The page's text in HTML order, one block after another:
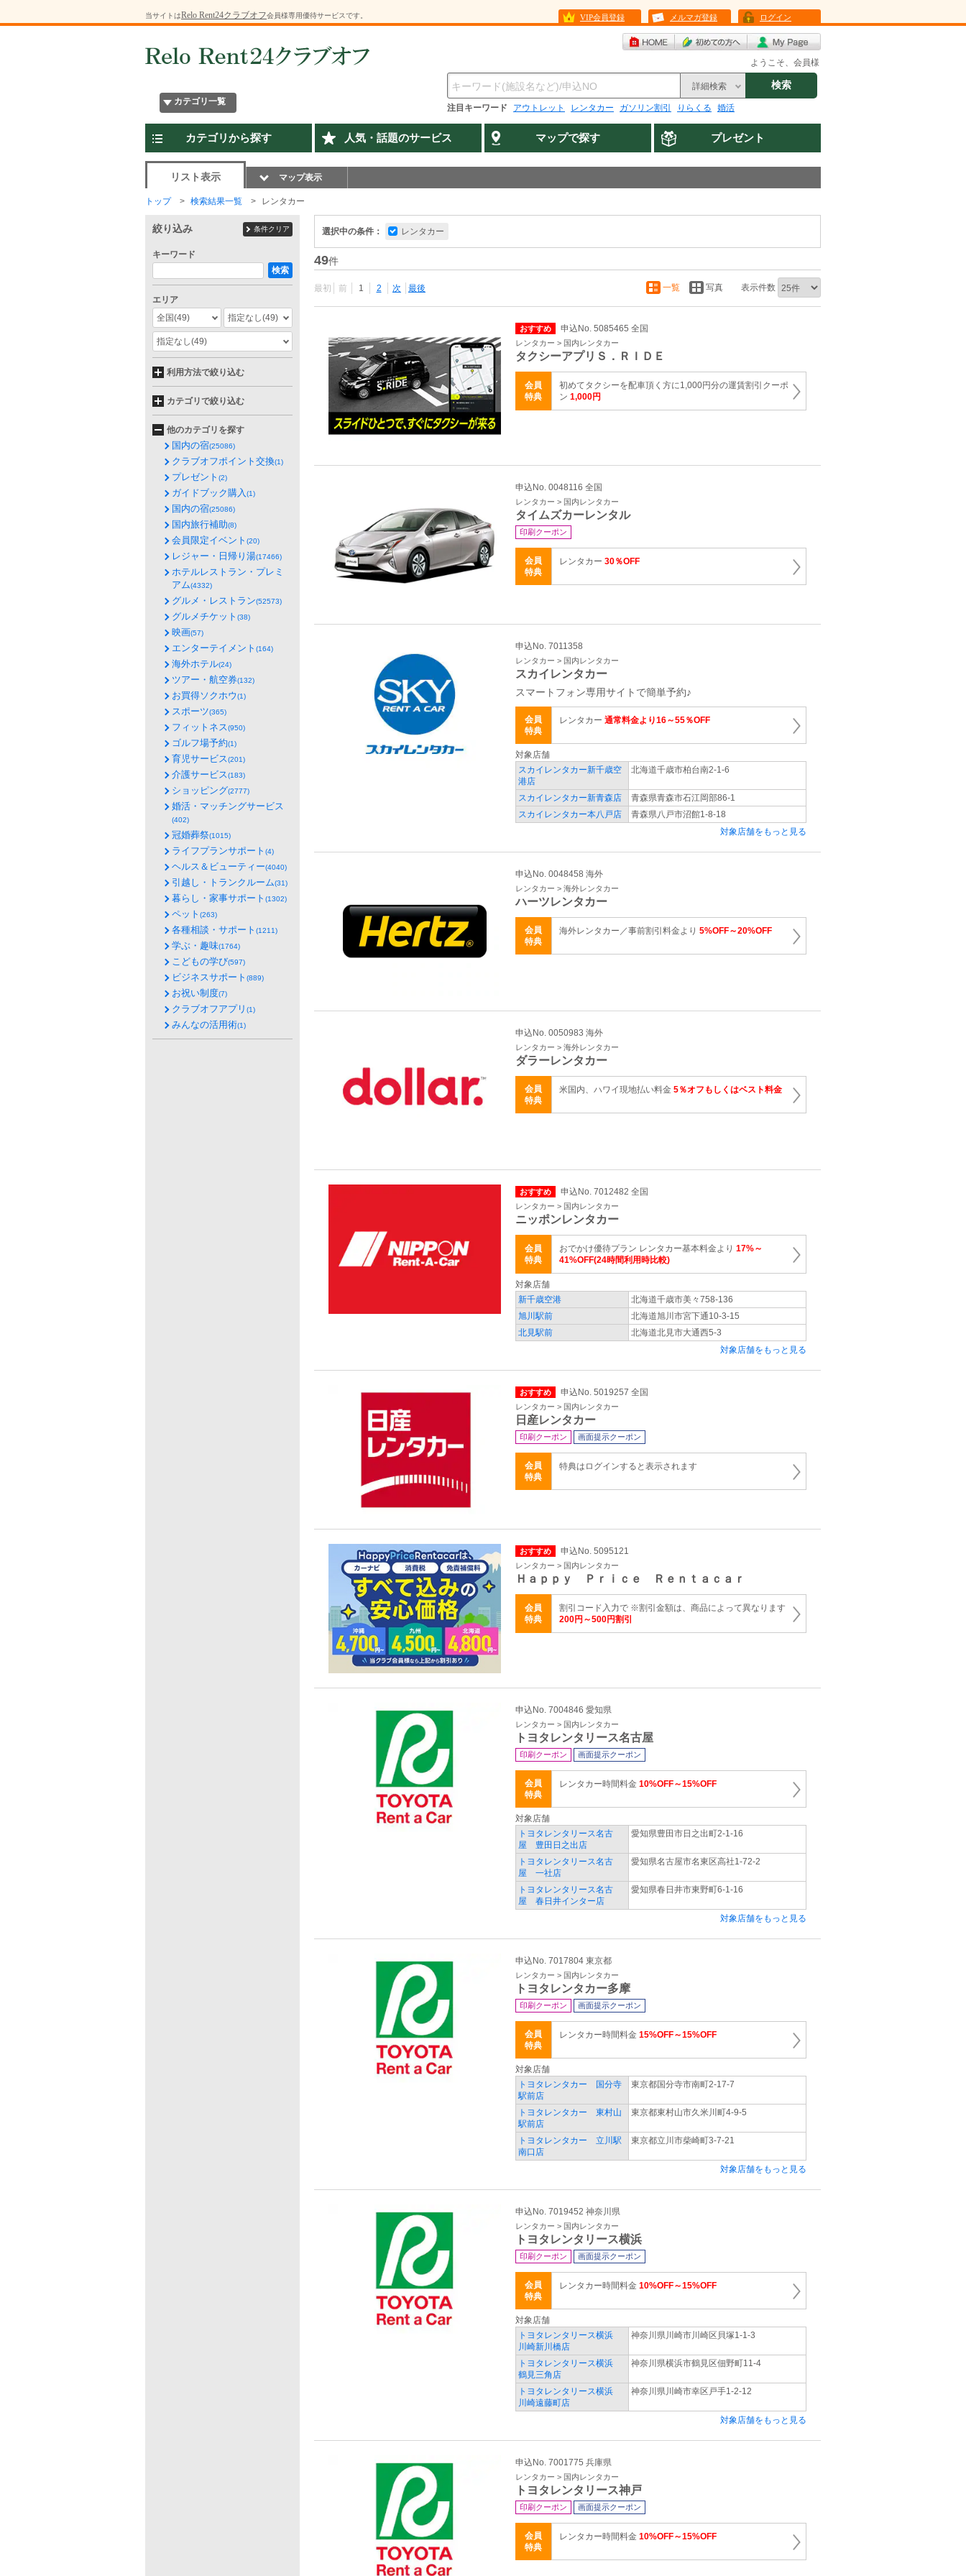
当サイトはRelo Rent24クラブオフ会員様専用優待サービスです。 VIP会員登録 メルマガ登録 ログイン
ようこそ、会員様
カテゴリ一覧
詳細検索 検索
注目キーワード アウトレット レンタカー ガソリン割引 りらくる 婚活
カテゴリから探す 人気・話題のサービス マップで探す プレゼント
リスト表示 マップ表示
トップ 検索結果一覧 レンタカー
選択中の条件： レンタカー
49件
最初 前 1 2 次 最後 一覧 写真 表示件数
おすすめ 申込No. 5085465 全国
レンタカー > 国内レンタカー
タクシーアプリＳ．ＲＩＤＥ
会員
特典
初めてタクシーを配車頂く方に1,000円分の運賃割引クーポ
ン 1,000円
申込No. 0048116 全国
レンタカー > 国内レンタカー
タイムズカーレンタル
印刷クーポン
会員
特典
レンタカー 30％OFF
申込No. 7011358
レンタカー > 国内レンタカー
スカイレンタカー
スマートフォン専用サイトで簡単予約♪
会員
特典
レンタカー 通常料金より16～55％OFF
対象店舗
スカイレンタカー新千歳空
港店
北海道千歳市柏台南2-1-6
スカイレンタカー新青森店
青森県青森市石江岡部86-1
スカイレンタカー本八戸店
青森県八戸市沼館1-8-18
対象店舗をもっと見る
申込No. 0048458 海外
レンタカー > 海外レンタカー
ハーツレンタカー
会員
特典
海外レンタカー／事前割引料金より 5%OFF～20%OFF
申込No. 0050983 海外
レンタカー > 海外レンタカー
ダラーレンタカー
会員
特典
米国内、ハワイ現地払い料金 5％オフもしくはベスト料金
おすすめ 申込No. 7012482 全国
レンタカー > 国内レンタカー
ニッポンレンタカー
会員
特典
おでかけ優待プラン レンタカー基本料金より 17%～
41%OFF(24時間利用時比較)
対象店舗
新千歳空港
北海道千歳市美々758-136
旭川駅前
北海道旭川市宮下通10-3-15
北見駅前
北海道北見市大通西5-3
対象店舗をもっと見る
おすすめ 申込No. 5019257 全国
レンタカー > 国内レンタカー
日産レンタカー
印刷クーポン 画面提示クーポン
会員
特典
特典はログインすると表示されます
おすすめ 申込No. 5095121
レンタカー > 国内レンタカー
Ｈａｐｐｙ Ｐｒｉｃｅ Ｒｅｎｔａｃａｒ
会員
特典
割引コード入力で ※割引金額は、商品によって異なります
200円～500円割引
申込No. 7004846 愛知県
レンタカー > 国内レンタカー
トヨタレンタリース名古屋
印刷クーポン 画面提示クーポン
会員
特典
レンタカー時間料金 10%OFF～15%OFF
対象店舗
トヨタレンタリース名古
屋 豊田日之出店
愛知県豊田市日之出町2‐1‐16
トヨタレンタリース名古
屋 一社店
愛知県名古屋市名東区高社1‐72‐2
トヨタレンタリース名古
屋 春日井インター店
愛知県春日井市東野町6‐1‐16
対象店舗をもっと見る
申込No. 7017804 東京都
レンタカー > 国内レンタカー
トヨタレンタカー多摩
印刷クーポン 画面提示クーポン
会員
特典
レンタカー時間料金 15%OFF～15%OFF
対象店舗
トヨタレンタカー 国分寺
駅前店
東京都国分寺市南町2-17-7
トヨタレンタカー 東村山
駅前店
東京都東村山市久米川町4-9-5
トヨタレンタカー 立川駅
南口店
東京都立川市柴崎町3-7-21
対象店舗をもっと見る
申込No. 7019452 神奈川県
レンタカー > 国内レンタカー
トヨタレンタリース横浜
印刷クーポン 画面提示クーポン
会員
特典
レンタカー時間料金 10%OFF～15%OFF
対象店舗
トヨタレンタリース横浜
川崎新川橋店
神奈川県川崎市川崎区貝塚1‐1‐3
トヨタレンタリース横浜
鶴見三角店
神奈川県横浜市鶴見区佃野町11‐4
トヨタレンタリース横浜
川崎遠藤町店
神奈川県川崎市幸区戸手1‐2‐12
対象店舗をもっと見る
申込No. 7001775 兵庫県
レンタカー > 国内レンタカー
トヨタレンタリース神戸
印刷クーポン 画面提示クーポン
会員
特典
レンタカー時間料金 10%OFF～15%OFF
絞り込み 条件クリア
キーワード
検索
エリア
全国(49) 指定なし(49)
指定なし(49)
利用方法で絞り込む
カテゴリで絞り込む
他のカテゴリを探す
国内の宿(25086)
クラブオフポイント交換(1)
プレゼント (2)
ガイドブック購入(1)
国内の宿(25086)
国内旅行補助(8)
会員限定イベント (20)
レジャー・日帰り湯(17466)
ホテルレストラン・プレミ
アム(4332)
グルメ・レストラン(52573)
グルメチケット (38)
映画(57)
エンターテイメント (164)
海外ホテル(24)
ツアー・航空券(132)
お買得ソクホウ(1)
スポーツ(365)
フィットネス(950)
ゴルフ場予約(1)
育児サービス(201)
介護サービス(183)
ショッピング(2777)
婚活・マッチングサービス
(402)
冠婚葬祭(1015)
ライフプランサポート (4)
ヘルス＆ビューティー(4040)
引越し・トランクルーム(31)
暮らし・家事サポート (1302)
ペット (263)
各種相談・サポート (1211)
学ぶ・趣味(1764)
こどもの学び(597)
ビジネスサポート (889)
お祝い制度(7)
クラブオフアプリ (1)
みんなの活用術(1)